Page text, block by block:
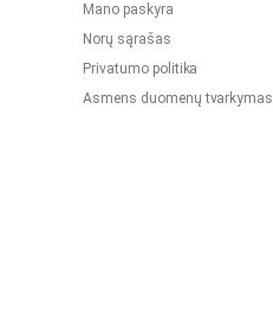
Mano paskyra
Norų sąrašas
Privatumo politika
Asmens duomenų tvarkymas